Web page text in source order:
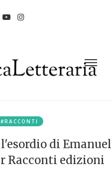
#RACCONTI
di
Racconti edizioni